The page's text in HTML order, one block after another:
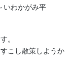
いわかがみ平
。
こし散策しようか